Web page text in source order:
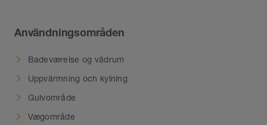
Användningsområden
Badeværelse og vådrum
Uppvärmning och kylning
Gulvområde
Vægområde